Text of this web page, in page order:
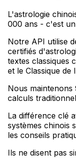
L'astrologie
000 ans - c'est
Notre API utilise
certifiés
textes classiques
et le Classique
Nous
calculs
La différence clé
systèmes chinois
les conseils
Ils ne disent pas